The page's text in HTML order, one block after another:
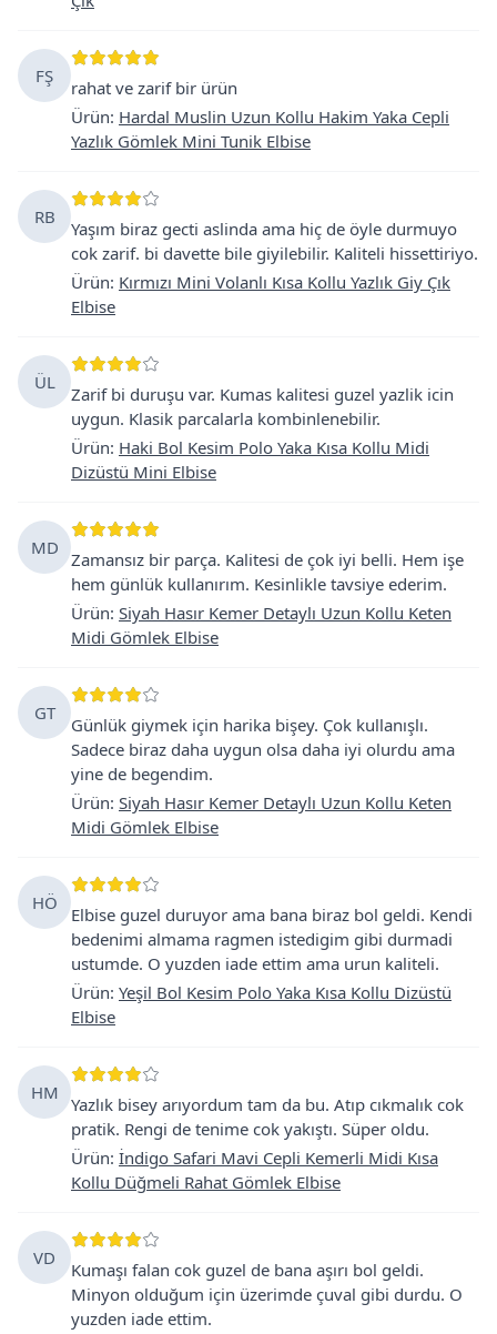
FŞ
rahat ve zarif bir ürün
Ürün: Hardal Muslin Uzun Kollu Hakim Yaka Cepli
Yazlık Gömlek Mini Tunik Elbise
RB
Yaşım biraz gecti aslinda ama hiç de öyle durmuyo
cok zarif. bi davette bile giyilebilir. Kaliteli hissettiriyo.
Ürün: Kırmızı Mini Volanlı Kısa Kollu Yazlık Giy Çık
Elbise
ÜL
Zarif bi duruşu var. Kumas kalitesi guzel yazlik icin
uygun. Klasik parcalarla kombinlenebilir.
Ürün: Haki Bol Kesim Polo Yaka Kısa Kollu Midi
Dizüstü Mini Elbise
MD
Zamansız bir parça. Kalitesi de çok iyi belli. Hem işe
hem günlük kullanırım. Kesinlikle tavsiye ederim.
Ürün: Siyah Hasır Kemer Detaylı Uzun Kollu Keten
Midi Gömlek Elbise
GT
Günlük giymek için harika bişey. Çok kullanışlı.
Sadece biraz daha uygun olsa daha iyi olurdu ama
yine de begendim.
Ürün: Siyah Hasır Kemer Detaylı Uzun Kollu Keten
Midi Gömlek Elbise
HÖ
Elbise guzel duruyor ama bana biraz bol geldi. Kendi
bedenimi almama ragmen istedigim gibi durmadi
ustumde. O yuzden iade ettim ama urun kaliteli.
Ürün: Yeşil Bol Kesim Polo Yaka Kısa Kollu Dizüstü
Elbise
HM
Yazlık bisey arıyordum tam da bu. Atıp cıkmalık cok
pratik. Rengi de tenime cok yakıştı. Süper oldu.
Ürün: İndigo Safari Mavi Cepli Kemerli Midi Kısa
Kollu Düğmeli Rahat Gömlek Elbise
VD
Kumaşı falan cok guzel de bana aşırı bol geldi.
Minyon olduğum için üzerimde çuval gibi durdu. O
yuzden iade ettim.